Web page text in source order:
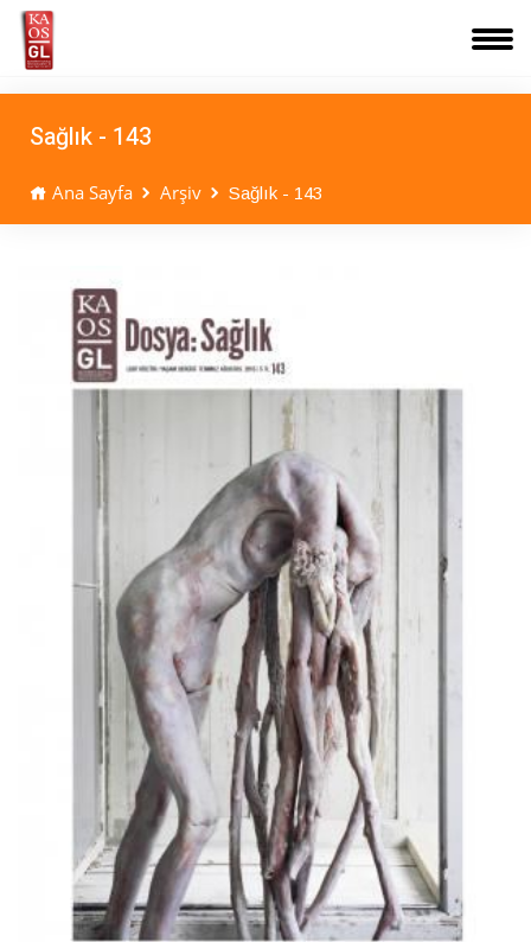
Sağlık - 143
Ana Sayfa Arşiv Sağlık - 143